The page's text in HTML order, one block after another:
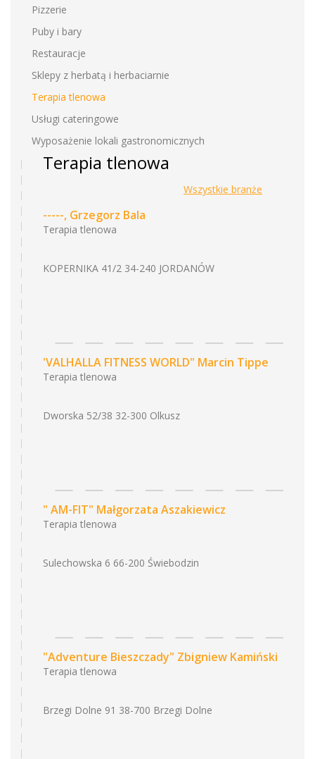
Pizzerie
Puby i bary
Restauracje
Sklepy z herbatą i herbaciarnie
Terapia tlenowa
Usługi cateringowe
Wyposażenie lokali gastronomicznych
Terapia tlenowa
Wszystkie branże
-----, Grzegorz Bala
Terapia tlenowa
KOPERNIKA 41/2 34-240 JORDANÓW
'VALHALLA FITNESS WORLD" Marcin Tippe
Terapia tlenowa
Dworska 52/38 32-300 Olkusz
" AM-FIT" Małgorzata Aszakiewicz
Terapia tlenowa
Sulechowska 6 66-200 Świebodzin
"Adventure Bieszczady" Zbigniew Kamiński
Terapia tlenowa
Brzegi Dolne 91 38-700 Brzegi Dolne